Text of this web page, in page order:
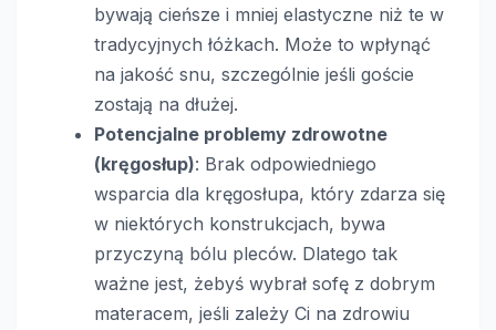
bywają cieńsze i mniej elastyczne niż te w
tradycyjnych łóżkach. Może to wpłynąć
na jakość snu, szczególnie jeśli goście
zostają na dłużej.
Potencjalne problemy zdrowotne
(kręgosłup): Brak odpowiedniego
wsparcia dla kręgosłupa, który zdarza się
w niektórych konstrukcjach, bywa
przyczyną bólu pleców. Dlatego tak
ważne jest, żebyś wybrał sofę z dobrym
materacem, jeśli zależy Ci na zdrowiu